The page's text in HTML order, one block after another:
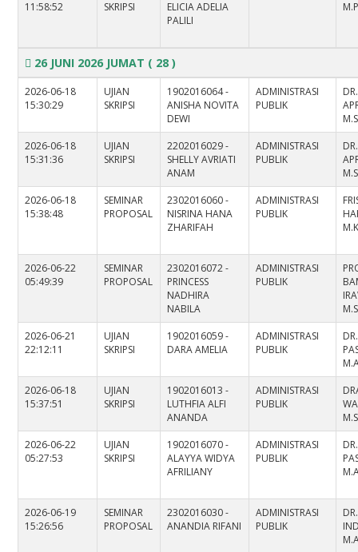
11:58:52 SKRIPSI
ELICIA ADELIA
PALILI
26 JUNI 2026 JUMAT ( 28 )
2026-06-18
15:30:29
UJIAN
SKRIPSI
1902016064 -
ANISHA NOVITA
DEWI
ADMINISTRASI
PUBLIK
2026-06-18
15:31:36
UJIAN
SKRIPSI
2202016029 -
SHELLY AVRIATI
ANAM
ADMINISTRASI
PUBLIK
2026-06-18
15:38:48
SEMINAR
PROPOSAL
2302016060 -
NISRINA HANA
ZHARIFAH
ADMINISTRASI
PUBLIK
2026-06-22
05:49:39
SEMINAR
PROPOSAL
2302016072 -
PRINCESS
NADHIRA
NABILA
ADMINISTRASI
PUBLIK
2026-06-21
22:12:11
UJIAN
SKRIPSI
1902016059 -
DARA AMELIA
ADMINISTRASI
PUBLIK
2026-06-18
15:37:51
UJIAN
SKRIPSI
1902016013 -
LUTHFIA ALFI
ANANDA
ADMINISTRASI
PUBLIK
2026-06-22
05:27:53
UJIAN
SKRIPSI
1902016070 -
ALAYYA WIDYA
AFRILIANY
ADMINISTRASI
PUBLIK
2026-06-19
15:26:56
SEMINAR
PROPOSAL
2302016030 -
ANANDIA RIFANI
ADMINISTRASI
PUBLIK